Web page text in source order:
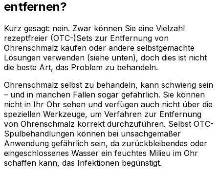
entfernen?
Kurz gesagt: nein. Zwar können Sie eine Vielzahl
rezeptfreier (OTC-)Sets zur Entfernung von
Ohrenschmalz kaufen oder andere selbstgemachte
Lösungen verwenden (siehe unten), doch dies ist nicht
die beste Art, das Problem zu behandeln.
Ohrenschmalz selbst zu behandeln, kann schwierig sein
– und in manchen Fällen sogar gefährlich. Sie können
nicht in Ihr Ohr sehen und verfügen auch nicht über die
speziellen Werkzeuge, um Verfahren zur Entfernung
von Ohrenschmalz korrekt durchzuführen. Selbst OTC-
Spülbehandlungen können bei unsachgemäßer
Anwendung gefährlich sein, da zurückbleibendes oder
eingeschlossenes Wasser ein feuchtes Milieu im Ohr
schaffen kann, das Infektionen begünstigt.